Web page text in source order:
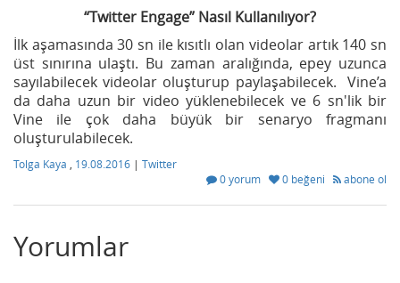
“Twitter Engage” Nasıl Kullanılıyor?
İlk aşamasında 30 sn ile kısıtlı olan videolar artık 140 sn
üst sınırına ulaştı. Bu zaman aralığında, epey uzunca
sayılabilecek videolar oluşturup paylaşabilecek. Vine’a
da daha uzun bir video yüklenebilecek ve 6 sn'lik bir
Vine ile çok daha büyük bir senaryo fragmanı
oluşturulabilecek.
Tolga Kaya 19.08.2016 | Twitter
0 yorum
0 beğeni abone ol
Yorumlar